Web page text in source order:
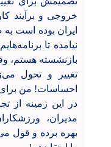
ایران بوده است
نیامده تا
بازنشسته هستم،
تغییر و تحول
احساسات! من برای
در این زمینه از
مدیران،
بهره برده و قول